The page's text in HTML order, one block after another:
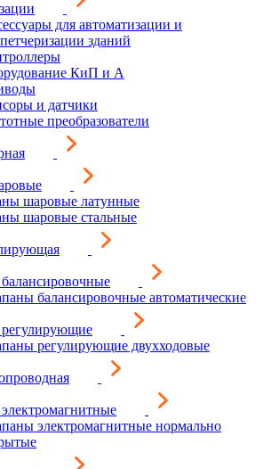
для автоматизации и
зданий
КиП и А
и датчики
преобразователи
шаровые латунные
шаровые стальные
балансировочные автоматические
регулирующие двухходовые
электромагнитные нормально